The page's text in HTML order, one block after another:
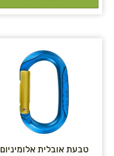
טבעת אובלית אלומיניום